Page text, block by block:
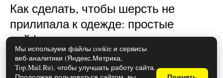
Как сделать, чтобы шерсть не
прилипала к одежде: простые
лайфхаки
Мы используем файлы cookie и сервисы
веб-аналитики (Яндекс.Метрика,
Top.Mail.Ru), чтобы улучшать работу сайта.